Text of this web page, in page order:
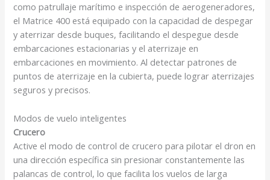
como patrullaje marítimo e inspección de aerogeneradores,
el Matrice 400 está equipado con la capacidad de despegar
y aterrizar desde buques, facilitando el despegue desde
embarcaciones estacionarias y el aterrizaje en
embarcaciones en movimiento. Al detectar patrones de
puntos de aterrizaje en la cubierta, puede lograr aterrizajes
seguros y precisos.
Modos de vuelo inteligentes
Crucero
Active el modo de control de crucero para pilotar el dron en
una dirección específica sin presionar constantemente las
palancas de control, lo que facilita los vuelos de larga